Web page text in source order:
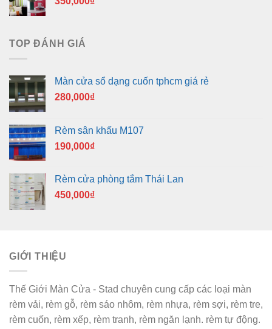
TOP ĐÁNH GIÁ
Màn cửa sổ dạng cuốn tphcm giá rẻ
280,000₫
Rèm sân khấu M107
190,000₫
Rèm cửa phòng tắm Thái Lan
450,000₫
GIỚI THIỆU
Thế Giới Màn Cửa - Stad chuyên cung cấp các loại màn
rèm vải, rèm gỗ, rèm sáo nhôm, rèm nhựa, rèm sợi, rèm tre,
rèm cuốn, rèm xếp, rèm tranh, rèm ngăn lạnh. rèm tự động.